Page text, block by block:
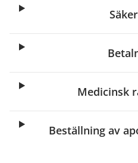
Medicinsk
Beställning av